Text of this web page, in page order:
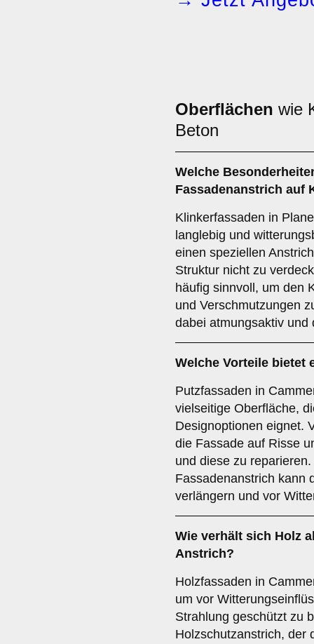
Oberflächen wie
Beton
Welche
Fassadenanstrich auf
Klinkerfassaden in
langlebig und
einen speziellen
Struktur nicht zu
häufig sinnvoll, um den
und Verschmutzungen
dabei atmungsaktiv und
Welche Vorteile bietet
Putzfassaden in
vielseitige Oberfläche,
Designoptionen eignet.
die Fassade auf Risse
und diese zu
Fassadenanstrich kann
verlängern und vor
Wie verhält sich Holz
Anstrich?
Holzfassaden in
um vor
Strahlung geschützt zu
Holzschutzanstrich, der